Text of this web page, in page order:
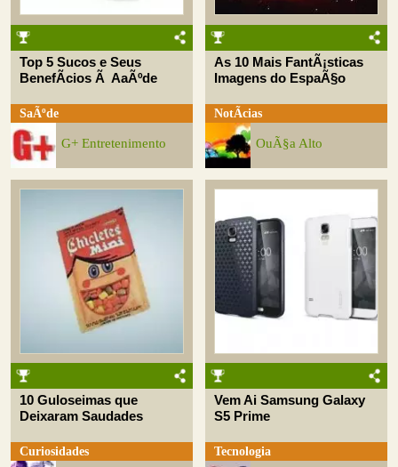
Top 5 Sucos e Seus
BenefÃ­cios Ã AaÃºde
SaÃºde
G+ Entretenimento
As 10 Mais FantÃ¡sticas
Imagens do EspaÃ§o
NotÃ­cias
OuÃ§a Alto
10 Guloseimas que
Deixaram Saudades
Curiosidades
Vem Ai Samsung Galaxy
S5 Prime
Tecnologia